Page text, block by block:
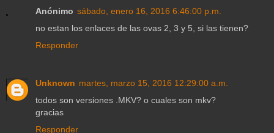
Anónimo sábado, enero 16, 2016 6:46:00 p.m.
no estan los enlaces de las ovas 2, 3 y 5, si las tienen?
Responder
Unknown martes, marzo 15, 2016 12:29:00 a.m.
todos son versiones .MKV? o cuales son mkv?
gracias
Responder